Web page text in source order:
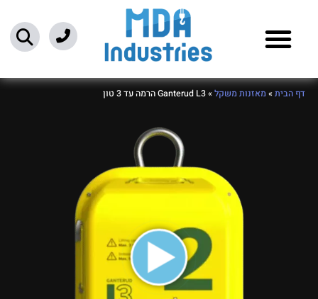
דף הבית» מאזנות משקל»Ganterud L3 הרמה עד 3 טון